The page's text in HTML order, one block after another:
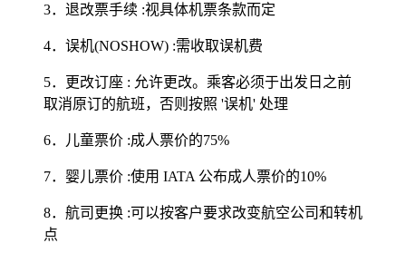
3．退改票手续 :视具体机票条款而定
4．误机(NOSHOW) :需收取误机费
5．更改订座 : 允许更改。乘客必须于出发日之前
取消原订的航班，否则按照 '误机' 处理
6．儿童票价 :成人票价的75%
7．婴儿票价 :使用 IATA 公布成人票价的10%
8．航司更换 :可以按客户要求改变航空公司和转机
点